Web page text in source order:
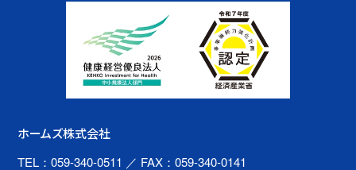
ホームズ株式会社
TEL：059-340-0511 ／ FAX：059-340-0141